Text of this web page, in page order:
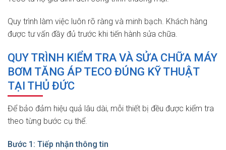
Quy trình làm việc luôn rõ ràng và minh bạch. Khách hàng
được tư vấn đầy đủ trước khi tiến hành sửa chữa.
QUY TRÌNH KIỂM TRA VÀ SỬA CHỮA MÁY
BƠM TĂNG ÁP TECO ĐÚNG KỸ THUẬT
TẠI THỦ ĐỨC
Để bảo đảm hiệu quả lâu dài, mỗi thiết bị đều được kiểm tra
theo từng bước cụ thể.
Bước 1: Tiếp nhận thông tin